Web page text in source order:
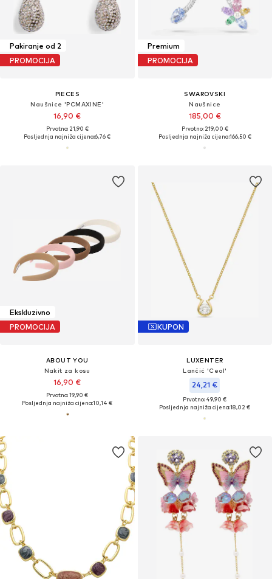
Pakiranje od 2
PROMOCIJA
PIECES
Naušnice 'PCMAXINE'
16,90 €
Prvotno: 21,90 €
Posljednja najniža cijena:6,76 €
Premium
PROMOCIJA
SWAROVSKI
Naušnice
185,00 €
Prvotno: 219,00 €
Posljednja najniža cijena:166,50 €
Ekskluzivno
PROMOCIJA
ABOUT YOU
Nakit za kosu
16,90 €
Prvotno: 19,90 €
Posljednja najniža cijena:10,14 €
KUPON
LUXENTER
Lančić 'Ceol'
24,21 €
Prvotno: 49,90 €
Posljednja najniža cijena:18,02 €